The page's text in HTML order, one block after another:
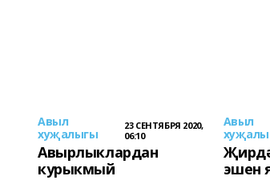
Авыл
хуҗалыгы
23 СЕНТЯБРЯ 2020,
06:10
Авырлыклардан
курыкмый
Авыл
эшен